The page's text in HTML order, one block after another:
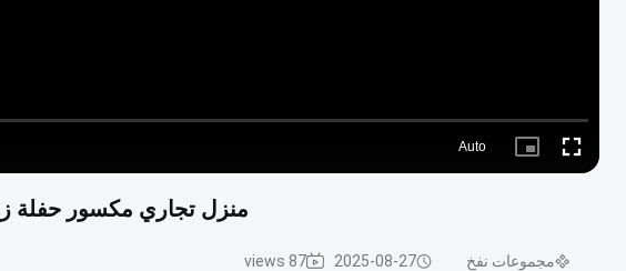
Auto
Picture- Fullscreen
منزل تجاري مكسور حفلة
مجموعات نفخ 2025-08-27
87 views